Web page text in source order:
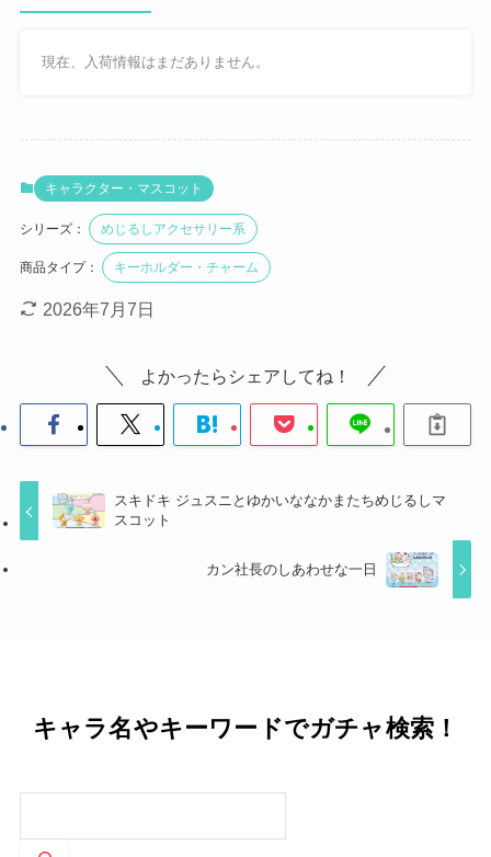
現在、入荷情報はまだありません。
キャラクター・マスコット
シリーズ： めじるしアクセサリー系
商品タイプ： キーホルダー・チャーム
2026年7月7日
よかったらシェアしてね！
スキドキ ジュスニとゆかいななかまたちめじるしマ
スコット
カン社長のしあわせな一日
キャラ名やキーワードでガチャ検索！
索